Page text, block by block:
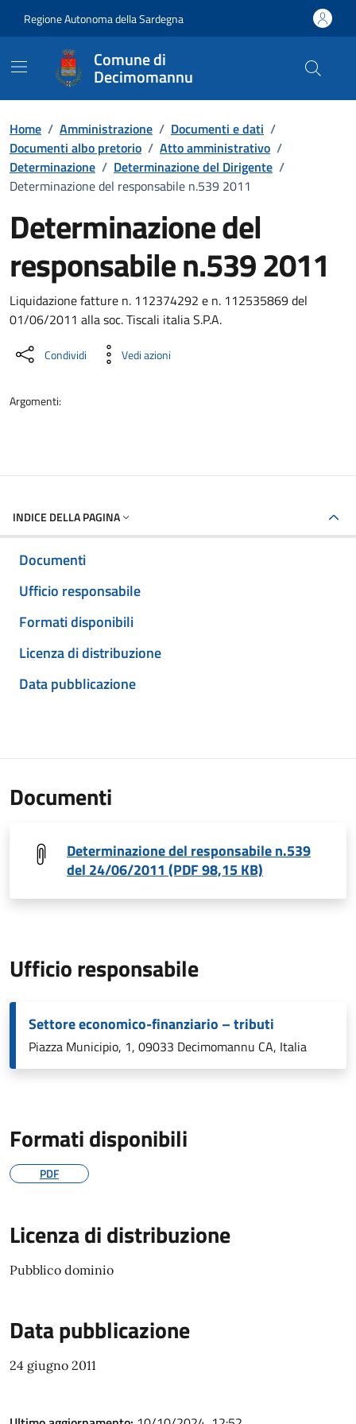
Regione Autonoma della Sardegna
Comune di
Decimomannu
Home / Amministrazione / Documenti e dati /
Documenti albo pretorio / Atto amministrativo /
Determinazione / Determinazione del Dirigente /
Determinazione del responsabile n.539 2011
Determinazione del
responsabile n.539 2011
Dettaglio del documento
Liquidazione fatture n. 112374292 e n. 112535869 del
01/06/2011 alla soc. Tiscali italia S.P.A.
Condividi Vedi azioni
Argomenti:
INDICE DELLA PAGINA
Documenti
Ufficio responsabile
Formati disponibili
Licenza di distribuzione
Data pubblicazione
Documenti
Determinazione del responsabile n.539
del 24/06/2011 (PDF 98,15 KB)
Ufficio responsabile
Settore economico-finanziario – tributi
Piazza Municipio, 1, 09033 Decimomannu CA, Italia
Formati disponibili
PDF
Licenza di distribuzione
Pubblico dominio
Data pubblicazione
24 giugno 2011